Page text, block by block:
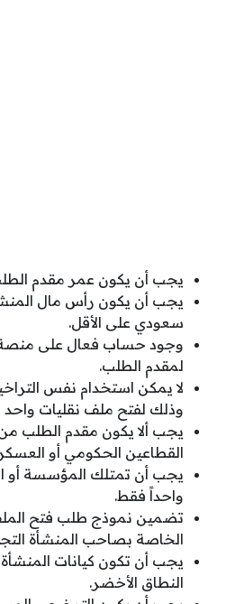
يجب أن يكون عمر مقدم الطلب 18 سنة على
سعودي على الأقل.
وجود حساب فعال على منصة
لمقدم الطلب.
لا يمكن استخدام نفس
وذلك لفتح ملف نقليات
يجب ألا يكون مقدم الطلب
القطاعين الحكومي أو
يجب أن تمتلك المؤسسة أو
واحداً فقط.
تضمين نموذج طلب فتح الملف
الخاصة بصاحب المنشأة
يجب أن تكون كيانات
النطاق الأخضر.